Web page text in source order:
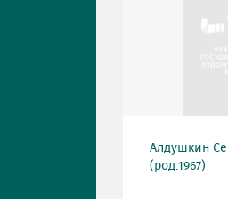
Алдушкин
(род.1967)